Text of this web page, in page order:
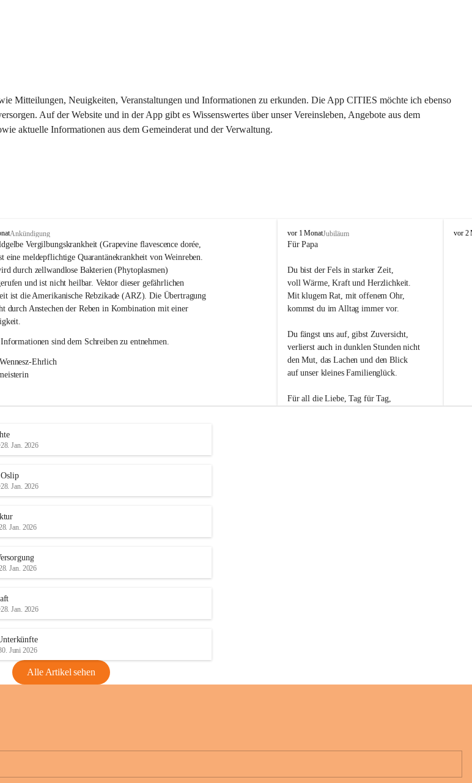
Mitteilungen, Neuigkeiten, Veranstaltungen und Informationen zu erkunden. Die App CITIES möchte ich ebenso
Auf der Website und in der App gibt es Wissenswertes über unser Vereinsleben, Angebote aus dem
aktuelle Informationen aus dem Gemeinderat und der Verwaltung.
Ankündigung
Vergilbungskrankheit (Grapevine flavescence dorée,
eine meldepflichtige Quarantänekrankheit von Weinreben.
durch zellwandlose Bakterien (Phytoplasmen)
und ist nicht heilbar. Vektor dieser gefährlichen
ist die Amerikanische Rebzikade (ARZ). Die Übertragung
durch Anstechen der Reben in Kombination mit einer
sind dem Schreiben zu entnehmen.
Ehrlich
O
s
i
vor 1 MonatJubiläum
Für Papa
Du bist der Fels in starker Zeit,
voll Wärme, Kraft und Herzlichkeit.
Mit klugem Rat, mit offenem Ohr,
kommst du im Alltag immer vor.
Du fängst uns auf, gibst Zuversicht,
verlierst auch in dunklen Stunden nicht
den Mut, das Lachen und den Blick
auf unser kleines Familienglück.
Für all die Liebe, Tag für Tag,
O
vor 2
28. Jan. 2026
28. Jan. 2026
Jan. 2026
Jan. 2026
28. Jan. 2026
Juni 2026
Alle Artikel sehen